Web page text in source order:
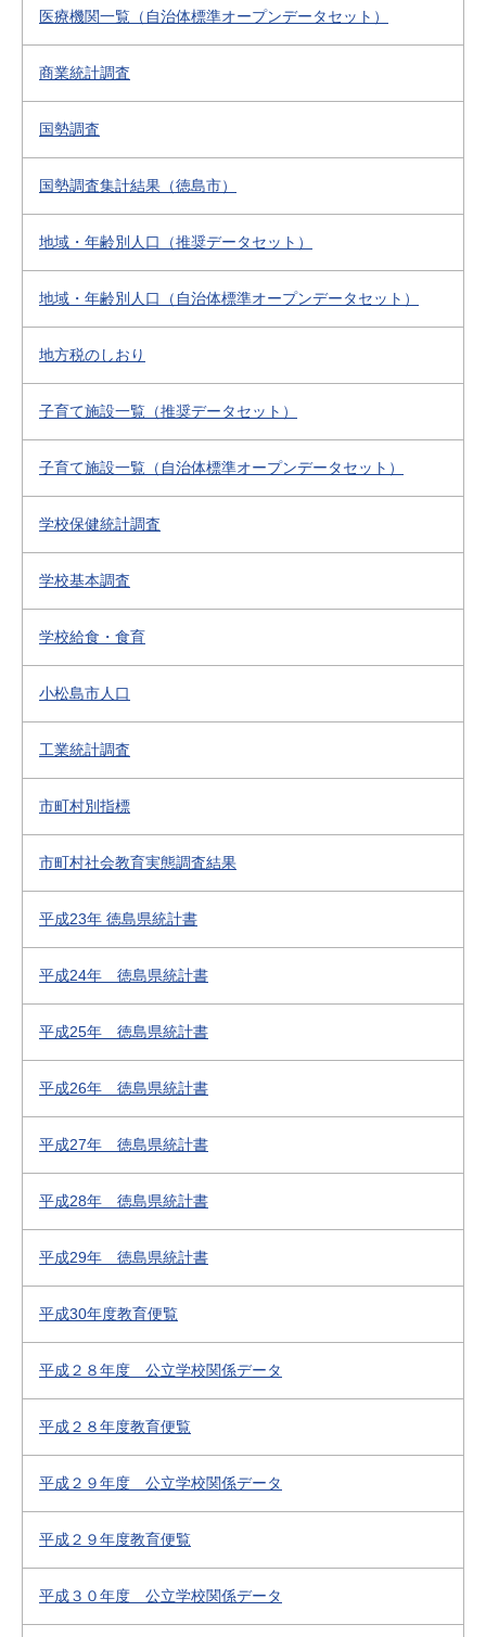
医療機関一覧（自治体標準オープンデータセット）
商業統計調査
国勢調査
国勢調査集計結果（徳島市）
地域・年齢別人口（推奨データセット）
地域・年齢別人口（自治体標準オープンデータセット）
地方税のしおり
子育て施設一覧（推奨データセット）
子育て施設一覧（自治体標準オープンデータセット）
学校保健統計調査
学校基本調査
学校給食・食育
小松島市人口
工業統計調査
市町村別指標
市町村社会教育実態調査結果
平成23年 徳島県統計書
平成24年 徳島県統計書
平成25年 徳島県統計書
平成26年 徳島県統計書
平成27年 徳島県統計書
平成28年 徳島県統計書
平成29年 徳島県統計書
平成30年度教育便覧
平成２８年度 公立学校関係データ
平成２８年度教育便覧
平成２９年度 公立学校関係データ
平成２９年度教育便覧
平成３０年度 公立学校関係データ